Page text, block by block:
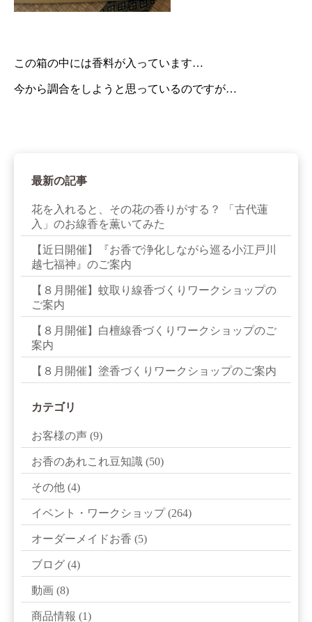
この箱の中には香料が入っています…
今から調合をしようと思っているのですが…
最新の記事
花を入れると、その花の香りがする？ 「古代蓮
入」のお線香を薫いてみた
【近日開催】『お香で浄化しながら巡る小江戸川
越七福神』のご案内
【８月開催】蚊取り線香づくりワークショップの
ご案内
【８月開催】白檀線香づくりワークショップのご
案内
【８月開催】塗香づくりワークショップのご案内
カテゴリ
お客様の声 (9)
お香のあれこれ豆知識 (50)
その他 (4)
イベント・ワークショップ(264)
オーダーメイドお香 (5)
ブログ (4)
動画 (8)
商品情報 (1)